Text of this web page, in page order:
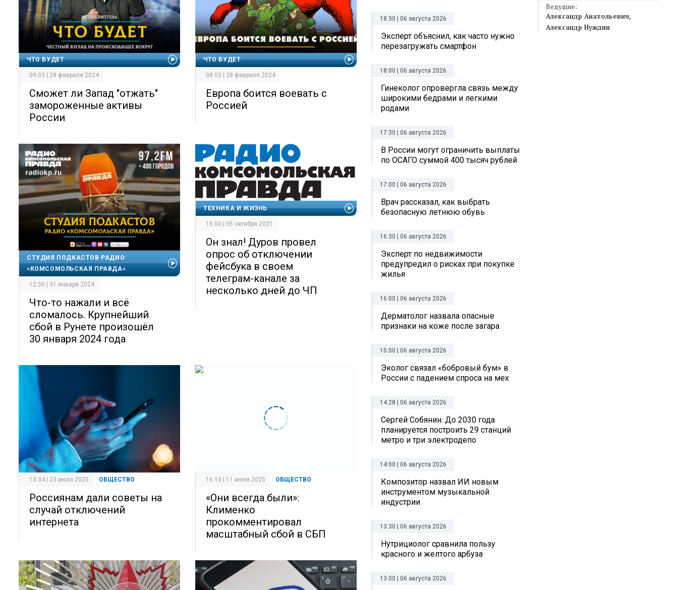
ЧТО БУДЕТ
09:03 | 28 февраля 2024
Сможет ли Запад "отжать"
замороженные активы
России
ЧТО БУДЕТ
08:03 | 28 февраля 2024
Европа боится воевать с
Россией
СТУДИЯ ПОДКАСТОВ РАДИО
«КОМСОМОЛЬСКАЯ ПРАВДА»
12:50 | 31 января 2024
Что-то нажали и всё
сломалось. Крупнейший
сбой в Рунете произошёл
30 января 2024 года
ТЕХНИКА И ЖИЗНЬ
15:00 | 05 октября 2021
Он знал! Дуров провел
опрос об отключении
фейсбука в своем
телеграм-канале за
несколько дней до ЧП
13:34 | 23 июля 2025 ОБЩЕСТВО
Россиянам дали советы на
случай отключений
интернета
16:10 | 11 июля 2025 ОБЩЕСТВО
«Они всегда были»:
Клименко
прокомментировал
масштабный сбой в СБП
18:30 | 06 августа 2026
Эксперт объяснил, как часто нужно
перезагружать смартфон
18:00 | 06 августа 2026
Гинеколог опровергла связь между
широкими бедрами и легкими
родами
17:30 | 06 августа 2026
В России могут ограничить выплаты
по ОСАГО суммой 400 тысяч рублей
17:00 | 06 августа 2026
Врач рассказал, как выбрать
безопасную летнюю обувь
16:30 | 06 августа 2026
Эксперт по недвижимости
предупредил о рисках при покупке
жилья
16:00 | 06 августа 2026
Дерматолог назвала опасные
признаки на коже после загара
15:00 | 06 августа 2026
Эколог связал «бобровый бум» в
России с падением спроса на мех
14:28 | 06 августа 2026
Сергей Собянин: До 2030 года
планируется построить 29 станций
метро и три электродепо
14:00 | 06 августа 2026
Композитор назвал ИИ новым
инструментом музыкальной
индустрии
13:30 | 06 августа 2026
Нутрициолог сравнила пользу
красного и желтого арбуза
13:00 | 06 августа 2026
Ведущие:
Александр Анатольевич
Александр Нуждин